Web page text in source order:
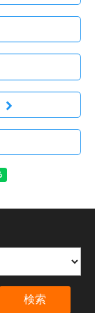
検索